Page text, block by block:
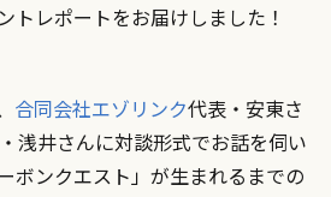
トレポートをお届けしました！
合同会社エゾリンク代表・安東さ
浅井さんに対談形式でお話を伺い
ボンクエスト」が生まれるまでの